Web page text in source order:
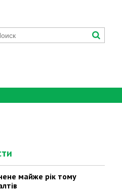
майже рік тому